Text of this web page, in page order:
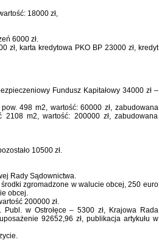
18000 zł,
6000 zł.
zł, karta kredytowa PKO BP 23000 zł, kredyt
Fundusz Kapitałowy 34000 zł –
498 m2, wartość: 60000 zł, zabudowana
2108 m2, wartość: 200000 zł, zabudowana
10500 zł.
Rady Sądownictwa.
zgromadzone w walucie obcej, 250 euro
obcej.
200000 zł.
Publ. w Ostrołęce – 5300 zł, Krajowa Rada
92652,96 zł, publikacja artykułu w